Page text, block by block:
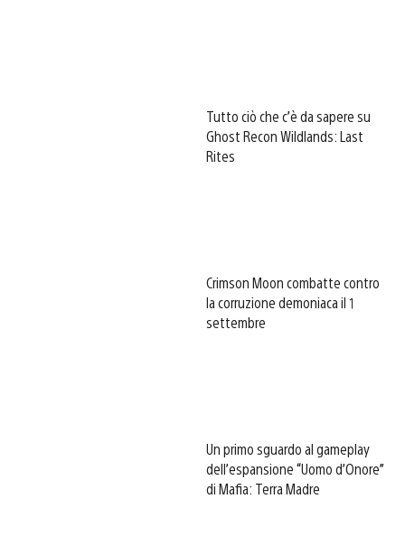
Tutto ciò che c’è da sapere su
Ghost Recon Wildlands: Last
Rites
Crimson Moon combatte contro
la corruzione demoniaca il 1
settembre
Un primo sguardo al gameplay
dell’espansione “Uomo d’Onore”
di Mafia: Terra Madre